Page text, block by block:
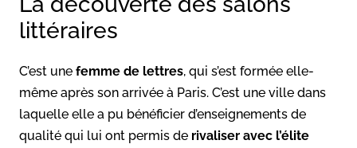
littéraires
C’est une femme de lettres, qui s’est formée elle-
même après son arrivée à Paris. C’est une ville dans
laquelle elle a pu bénéficier d’enseignements de
qualité qui lui ont permis de rivaliser avec l’élite